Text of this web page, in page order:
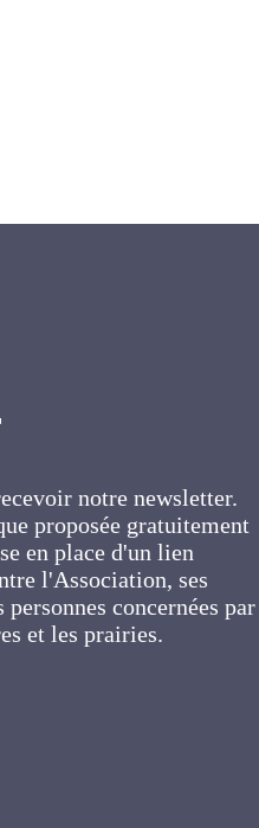
notre newsletter.
proposée
vise la mise en place
vivant entre
et toutes les
par les cultures